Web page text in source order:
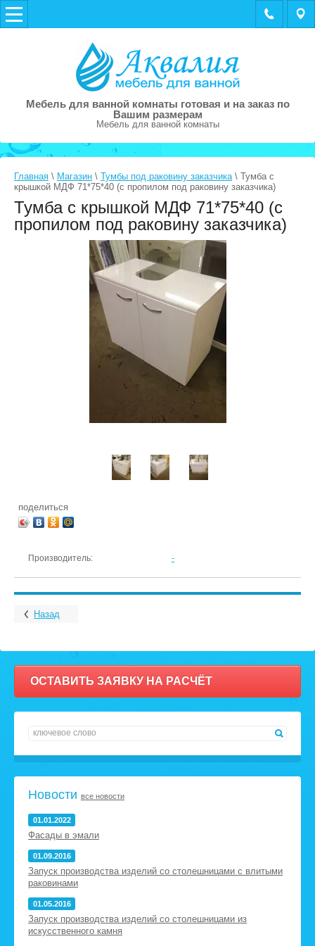
Мебель для ванной комнаты готовая и на заказ по
Вашим размерам
Мебель для ванной комнаты
ОСТАВИТЬ ЗАЯВКУ НА РАСЧЁТ
Новости все новости
01.01.2022
Фасады в эмали
01.09.2016
Запуск производства изделий со столешницами с влитыми
раковинами
01.05.2016
Запуск производства изделий со столешницами из
искусственного камня
Главная \ Магазин \ Тумбы под раковину заказчика\ Тумба с
крышкой МДФ 71*75*40 (с пропилом под раковину заказчика)
Тумба с крышкой МДФ 71*75*40 (с
пропилом под раковину заказчика)
поделиться
Производитель: -
Назад